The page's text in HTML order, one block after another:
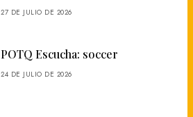
27 DE JULIO DE 2026
POTQ Escucha: soccer
24 DE JULIO DE 2026